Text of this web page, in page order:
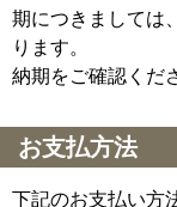
期につきましては
ります。
納期をご確認くだ
お支払方法
下記のお支払い方